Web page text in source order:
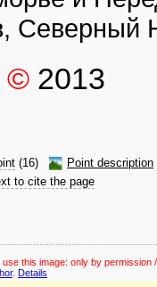
Северный
© 2013
(16)
Point description
to cite the page
use this image: only by permission
. Details